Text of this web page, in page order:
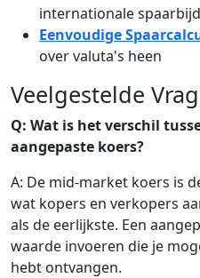
internationale
Eenvoudige
over valuta's heen
Veelgestelde
Q: Wat is het verschil
aangepaste koers?
A: De mid-market koers is
wat kopers en verkopers
als de eerlijkste. Een
waarde invoeren die je
hebt ontvangen.